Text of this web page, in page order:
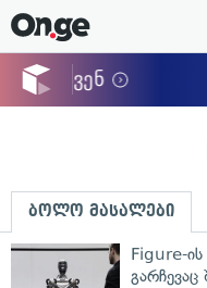
ბოლო მასალები
Figure-ის